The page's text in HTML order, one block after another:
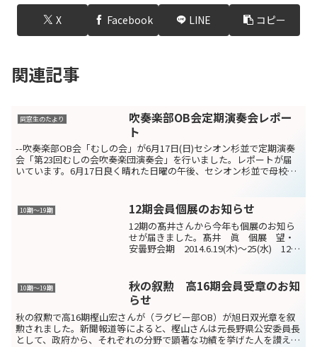
X Facebook LINE コピー
関連記事
同窓生のたより
吹奏楽部OB会定期演奏会レポー
ト
--吹奏楽部OB会「むしの会」が6月17日(日)セシオン杉並で定期演奏
会「第23回むしの会吹奏楽団演奏会」を行いました。レポートが届
いています。6月17日良く晴れた日曜の午後、セシオン杉並で母校吹
10期〜19期 12期会員個展のお知らせ
12期の髙井さんから今年も個展のお知ら
せが届きました。髙井 眞 個展 望・
安曇野会期 2014.6.19(木)～25(水) 12時
19 0422-22-661...
10期〜19期
秋の叙勲 高16期会員受章のお知
らせ
秋の叙勲で高16期樫山宏さんが（ラグビー部OB）が旭日双光章を叙
勲されました。新聞報道等によると、樫山さんは元長野県公安委員長
として、政府から、それぞれの分野で顕著な功績を挙げた人を讃える